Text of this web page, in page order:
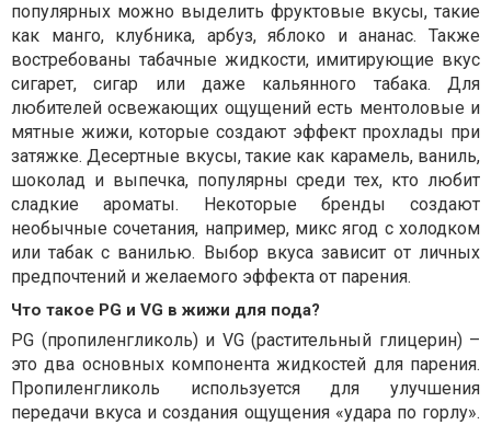
популярных можно выделить фруктовые вкусы, такие
как манго, клубника, арбуз, яблоко и ананас. Также
востребованы табачные жидкости, имитирующие вкус
сигарет, сигар или даже кальянного табака. Для
любителей освежающих ощущений есть ментоловые и
мятные жижи, которые создают эффект прохлады при
затяжке. Десертные вкусы, такие как карамель, ваниль,
шоколад и выпечка, популярны среди тех, кто любит
сладкие ароматы. Некоторые бренды создают
необычные сочетания, например, микс ягод с холодком
или табак с ванилью. Выбор вкуса зависит от личных
предпочтений и желаемого эффекта от парения.
Что такое PG и VG в жижи для пода?
PG (пропиленгликоль) и VG (растительный глицерин) –
это два основных компонента жидкостей для парения.
Пропиленгликоль используется для улучшения
передачи вкуса и создания ощущения «удара по горлу».